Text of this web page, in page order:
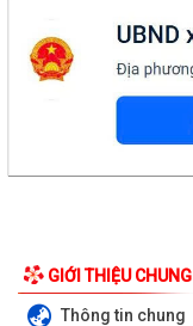
GIỚI THIỆU CHUNG
Thông tin chung